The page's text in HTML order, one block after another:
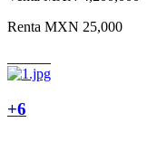
Renta MXN 25,000
+6